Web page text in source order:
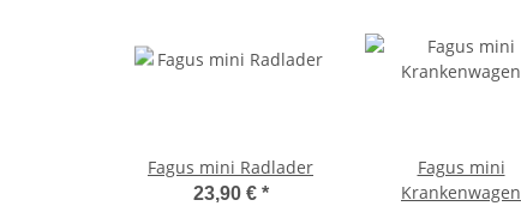
Fagus mini Radlader
23,90 € *
Fagus mini
Krankenwagen